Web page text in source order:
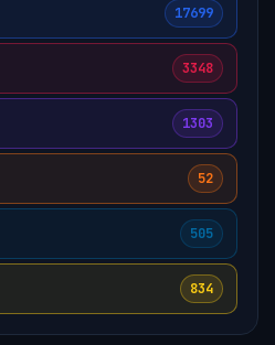
17699
3348
1303
52
505
834